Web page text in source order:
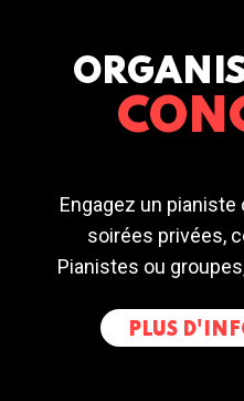
Engagez un pianiste
soirées privées,
Pianistes ou
PLUS